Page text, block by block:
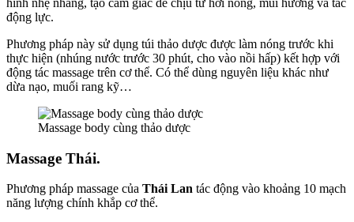
hình nhẹ nhàng, tạo cảm giác dễ chịu từ hơi nóng, mùi hương và tác
động lực.
Phương pháp này sử dụng túi thảo dược được làm nóng trước khi
thực hiện (nhúng nước trước 30 phút, cho vào nồi hấp) kết hợp với
động tác massage trên cơ thể. Có thể dùng nguyên liệu khác như
dừa nạo, muối rang kỹ…
Massage body cùng thảo dược
Massage Thái.
Phương pháp massage của Thái Lan tác động vào khoảng 10 mạch
năng lượng chính khắp cơ thể.